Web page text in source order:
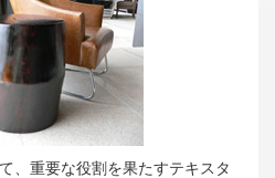
、重要な役割を果たすテキスタ